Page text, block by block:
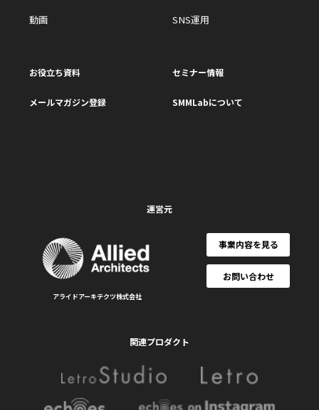
動画 SNS運用
お役立ち資料 セミナー情報
メールマガジン登録 SMMLabについて
運営元
アライドアーキテクツ株式会社
事業内容を見る
お問い合わせ
関連プロダクト